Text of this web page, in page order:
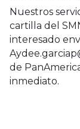
Nuestros
cartilla del
interesado
de
inmediato.